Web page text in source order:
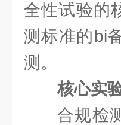
全性试验的
测标准的bi
测。
核心实
合规检